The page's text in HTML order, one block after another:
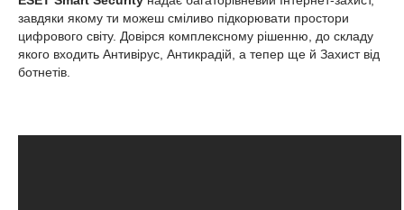
завдяки якому ти можеш сміливо підкорювати простори
цифрового світу. Довірся комплексному рішенню, до складу
якого входить Антивірус, Антикрадій, а тепер ще й Захист від
ботнетів.